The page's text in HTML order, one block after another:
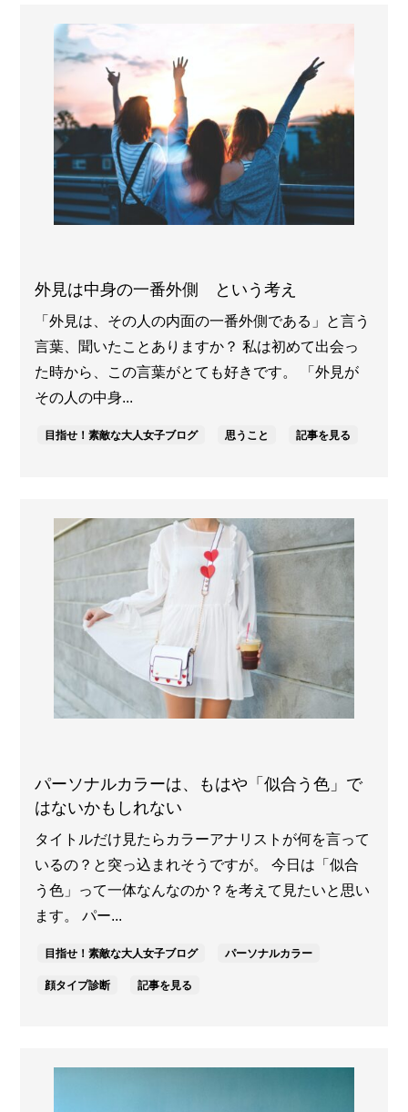
外見は中身の一番外側 という考え
「外見は、その人の内面の一番外側である」と言う
言葉、聞いたことありますか？ 私は初めて出会っ
た時から、この言葉がとても好きです。 「外見が
その人の中身...
目指せ！素敵な大人女子ブログ 思うこと 記事を見る
パーソナルカラーは、もはや「似合う色」で
はないかもしれない
タイトルだけ見たらカラーアナリストが何を言って
いるの？と突っ込まれそうですが。 今日は「似合
う色」って一体なんなのか？を考えて見たいと思い
ます。 パー...
目指せ！素敵な大人女子ブログ パーソナルカラー
顔タイプ診断 記事を見る